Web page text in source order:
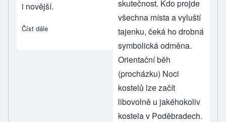
i novější.
Číst dále about Fotky z Noci kostelů 2023
skutečnost. Kdo projde
všechna místa a vyluští
tajenku, čeká ho drobná
symbolická odměna.
Orientační běh
(procházku) Noci
kostelů lze začít
libovolně u jakéhokoliv
kostela v Poděbradech.